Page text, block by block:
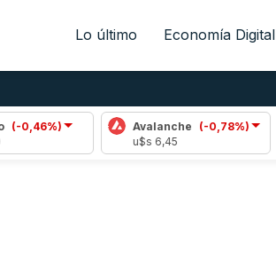
Lo último Economía Digital
Avalanche
(-0,78%)
u$s 6,45